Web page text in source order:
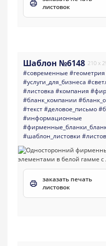
листовок
Шаблон №6148 210 x
#современные #геометрия
#услуги_для_бизнеса
#листовка #компания
#бланк_компании
#текст#деловое_письмо
#информационные
#шаблон_листовки
заказать печать
листовок